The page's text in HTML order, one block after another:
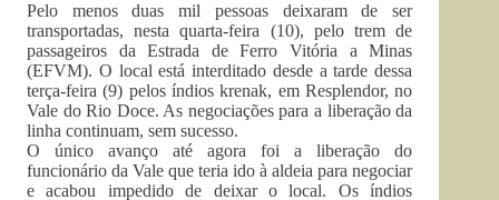
Pelo menos duas mil pessoas deixaram de ser
transportadas, nesta quarta-feira (10), pelo trem de
passageiros da Estrada de Ferro Vitória a Minas
(EFVM). O local está interditado desde a tarde dessa
terça-feira (9) pelos índios krenak, em Resplendor, no
Vale do Rio Doce. As negociações para a liberação da
linha continuam, sem sucesso.
O único avanço até agora foi a liberação do
funcionário da Vale que teria ido à aldeia para negociar
e acabou impedido de deixar o local. Os índios